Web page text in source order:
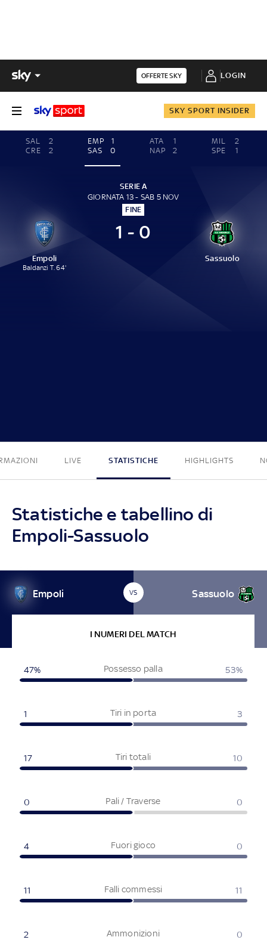
OFFERTE SKY LOGIN
SKY SPORT INSIDER
SAL
2
CRE
2
EMP
1
SAS
0
ATA
1
NAP
2
MIL
2
SPE
1
SERIE A
GIORNATA 13 - SAB 5 NOV
FINE
Empoli
Baldanzi T. 64'
1 - 0
Sassuolo
LIVE STATISTICHE HIGHLIGHTS
Statistiche e tabellino di
Empoli-Sassuolo
Empoli VS Sassuolo
I NUMERI DEL MATCH
Possesso palla
47% 53%
Tiri in porta
1 3
Tiri totali
17 10
Pali / Traverse
0 0
Fuori gioco
4 0
Falli commessi
11 11
Ammonizioni
2 0